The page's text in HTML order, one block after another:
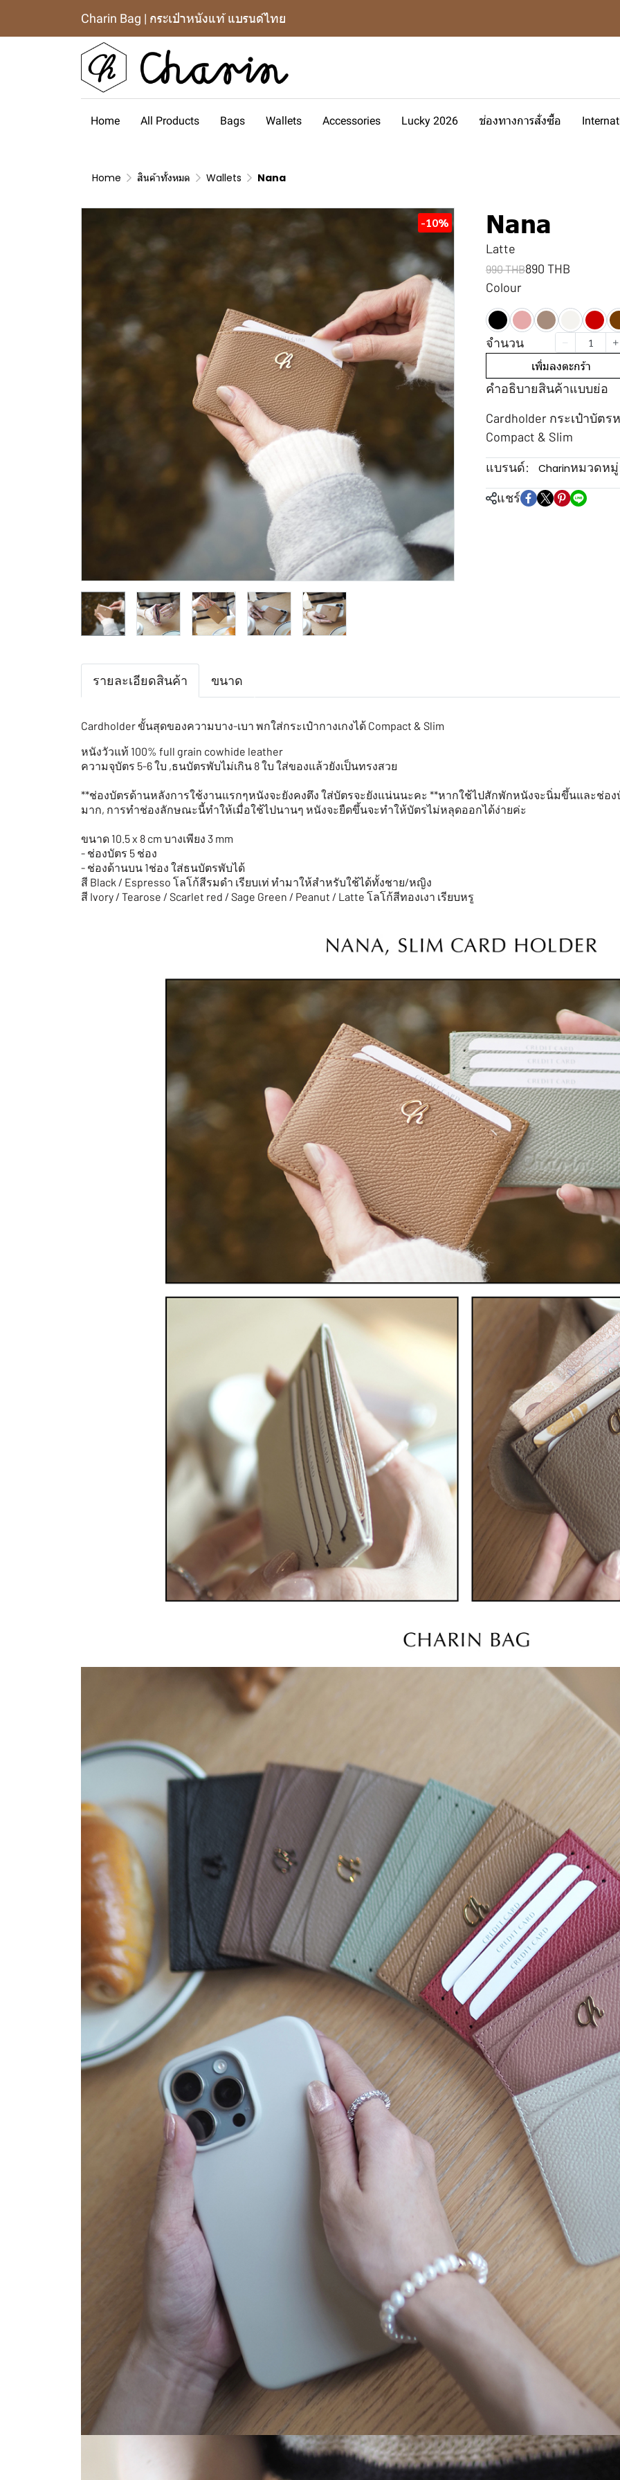
Charin Bag | กระเป๋าหนังแท้ แบรนด์ไทย
Home All Products Bags Wallets Accessories Lucky 2026 ช่องทางการสั่งซื้อ
Home สินค้าทั้งหมด Wallets Nana
-10% Nana
Latte
990 THB890 THB
Colour
จำนวน
เพิ่มลงตะกร้า
คำอธิบายสินค้าแบบย่อ
Cardholder กระเป๋าบัตร
Compact & Slim
แบรนด์:
Charinหมวดหมู่
แชร์
รายละเอียดสินค้า ขนาด
Cardholder ขั้นสุดของความบาง-เบา พกใส่กระเป๋ากางเกงได้ Compact & Slim
หนังวัวแท้ 100% full grain cowhide leather
ความจุบัตร 5-6 ใบ ,ธนบัตรพับไม่เกิน 8 ใบ ใส่ของแล้วยังเป็นทรงสวย
**ช่องบัตรด้านหลังการใช้งานแรกๆหนังจะยังคงตึง ใส่บัตรจะยังแน่นนะคะ **หากใช้ไปสักพักหนังจะนิ่มขึ้นและช่อ
มาก, การทำช่องลักษณะนี้ทำให้เมื่อใช้ไปนานๆ หนังจะยืดขึ้นจะทำให้บัตรไม่หลุดออกได้ง่ายค่ะ
ขนาด 10.5 x 8 cm บางเพียง 3 mm
- ช่องบัตร 5 ช่อง
- ช่องด้านบน 1ช่อง ใส่ธนบัตรพับได้
สี Black / Espresso โลโก้สีรมดำ เรียบเท่ ทำมาให้สำหรับใช้ได้ทั้งชาย/หญิง
สี Ivory / Tearose / Scarlet red / Sage Green / Peanut / Latte โลโก้สีทองเงา เรียบหรู